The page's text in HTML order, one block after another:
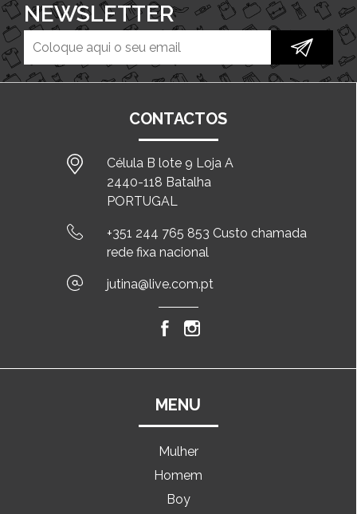
NEWSLETTER
CONTACTOS
Célula B lote 9 Loja A
2440-118 Batalha
PORTUGAL
+351 244 765 853 Custo chamada
rede fixa nacional
jutina@live.com.pt
MENU
Mulher
Homem
Boy